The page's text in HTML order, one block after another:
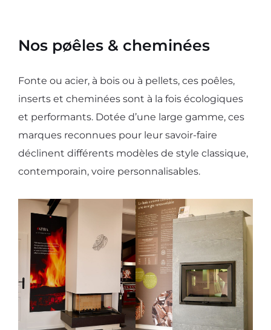
Nos pøêles & cheminées
Fonte ou acier, à bois ou à pellets, ces poêles,
inserts et cheminées sont à la fois écologiques
et performants. Dotée d’une large gamme, ces
marques reconnues pour leur savoir-faire
déclinent différents modèles de style classique,
contemporain, voire personnalisables.